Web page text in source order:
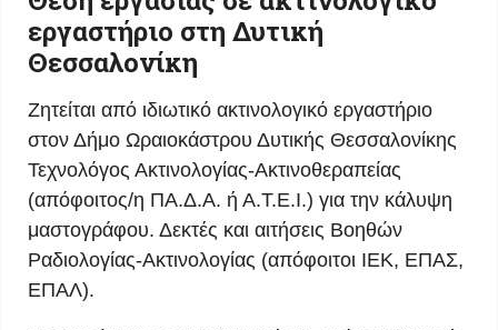
εργαστήριο στη Δυτική
Θεσσαλονίκη
Ζητείται από ιδιωτικό ακτινολογικό εργαστήριο
στον Δήμο Ωραιοκάστρου Δυτικής Θεσσαλονίκης
Τεχνολόγος Ακτινολογίας-Ακτινοθεραπείας
(απόφοιτος/η ΠΑ.Δ.Α. ή Α.Τ.Ε.Ι.) για την κάλυψη
μαστογράφου. Δεκτές και αιτήσεις Βοηθών
Ραδιολογίας-Ακτινολογίας (απόφοιτοι ΙΕΚ, ΕΠΑΣ,
ΕΠΑΛ).